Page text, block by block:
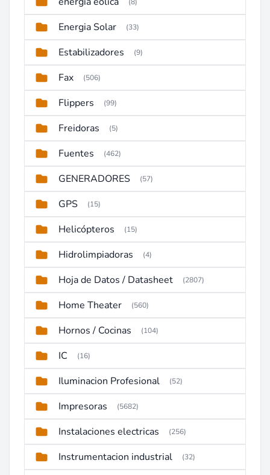
Energia Solar (33)
Estabilizadores (9)
Fax (506)
Flippers (99)
Freidoras (5)
Fuentes (462)
GENERADORES (57)
GPS (15)
Helicópteros (15)
Hidrolimpiadoras (4)
Hoja de Datos / Datasheet (2807)
Home Theater (560)
Hornos / Cocinas (104)
IC (16)
Iluminacion Profesional (52)
Impresoras (5682)
Instalaciones electricas (256)
Instrumentacion industrial (32)